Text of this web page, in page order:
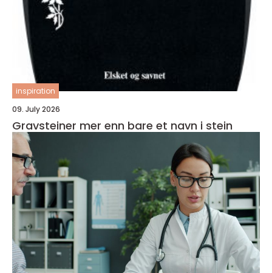
inspiration
09. July 2026
Gravsteiner mer enn bare et navn i stein